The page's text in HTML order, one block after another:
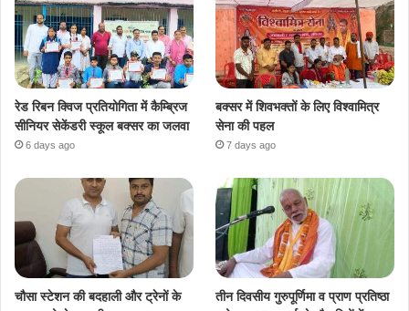
रेड रिबन क्विज प्रतियोगिता में कैम्ब्रिज
सीनियर सेकेंडरी स्कूल बक्सर का जलवा
6 days ago
बक्सर में शिवभक्तों के लिए विश्वामित्र
सेना की पहल
7 days ago
चौसा स्टेशन की बदहाली और ट्रेनों के
तीन दिवसीय गुरुपूर्णिमा व प्राण प्रतिष्ठा